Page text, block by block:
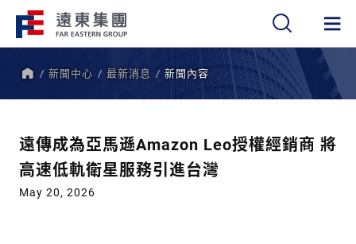
新聞中心 最新消息 新聞內容
遠傳成為亞馬遜Amazon Leo授權經銷商 將
高速低軌衛星服務引進台灣
May 20, 2026